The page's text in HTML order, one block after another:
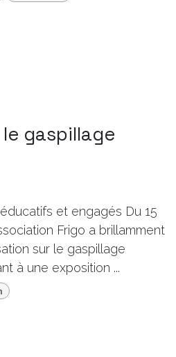
gaspillage
et engagés Du 15
Frigo a brillamment
sur le gaspillage
à une exposition ...